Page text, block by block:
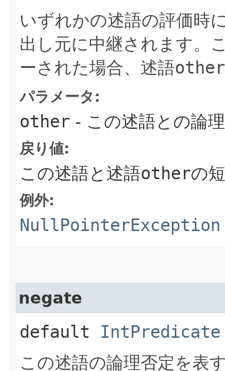
いずれかの述語の評価時
出し元に中継されます。
ーされた場合、述語other
パラメータ:
other - この述語との論
戻り値:
この述語と述語otherの
例外:
NullPointerException
negate
default IntPredicate
この述語の論理否定を表